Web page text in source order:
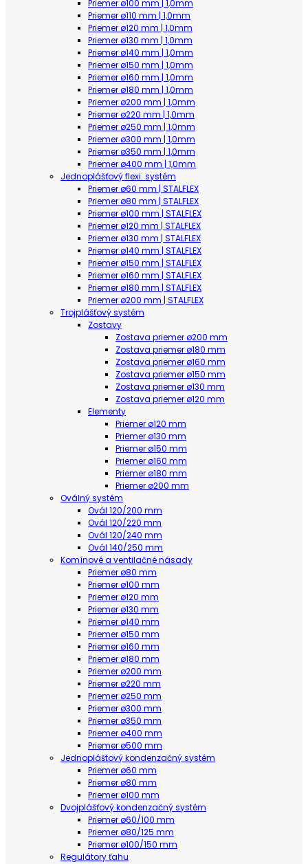
Priemer ø100 mm | 1,0mm
Priemer ø110 mm | 1,0mm
Priemer ø120 mm | 1,0mm
Priemer ø130 mm | 1,0mm
Priemer ø140 mm | 1,0mm
Priemer ø150 mm | 1,0mm
Priemer ø160 mm | 1,0mm
Priemer ø180 mm | 1,0mm
Priemer ø200 mm | 1,0mm
Priemer ø220 mm | 1,0mm
Priemer ø250 mm | 1,0mm
Priemer ø300 mm | 1,0mm
Priemer ø350 mm | 1,0mm
Priemer ø400 mm | 1,0mm
Jednoplášťový flexi. systém
Priemer ø60 mm | STALFLEX
Priemer ø80 mm | STALFLEX
Priemer ø100 mm | STALFLEX
Priemer ø120 mm | STALFLEX
Priemer ø130 mm | STALFLEX
Priemer ø140 mm | STALFLEX
Priemer ø150 mm | STALFLEX
Priemer ø160 mm | STALFLEX
Priemer ø180 mm | STALFLEX
Priemer ø200 mm | STALFLEX
Trojplášťový systém
Zostavy
Zostava priemer ø200 mm
Zostava priemer ø180 mm
Zostava priemer ø160 mm
Zostava priemer ø150 mm
Zostava priemer ø130 mm
Zostava priemer ø120 mm
Elementy
Priemer ø120 mm
Priemer ø130 mm
Priemer ø150 mm
Priemer ø160 mm
Priemer ø180 mm
Priemer ø200 mm
Oválný systém
Ovál 120/200 mm
Ovál 120/220 mm
Ovál 120/240 mm
Ovál 140/250 mm
Komínové a ventilačné násady
Priemer ø80 mm
Priemer ø100 mm
Priemer ø120 mm
Priemer ø130 mm
Priemer ø140 mm
Priemer ø150 mm
Priemer ø160 mm
Priemer ø180 mm
Priemer ø200 mm
Priemer ø220 mm
Priemer ø250 mm
Priemer ø300 mm
Priemer ø350 mm
Priemer ø400 mm
Priemer ø500 mm
Jednopláštový kondenzačný systém
Priemer ø60 mm
Priemer ø80 mm
Priemer ø100 mm
Dvojplášťový kondenzačný systém
Priemer ø60/100 mm
Priemer ø80/125 mm
Priemer ø100/150 mm
Regulátory ťahu